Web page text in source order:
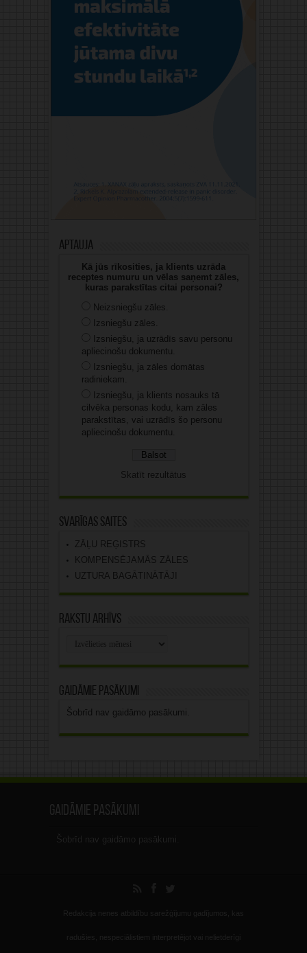
Aptauja
Kā jūs rīkosities, ja klients uzrāda
receptes numuru un vēlas saņemt zāles,
kuras parakstītas citai personai?
Neizsniegšu zāles.
Izsniegšu zāles.
Izsniegšu, ja uzrādīs savu personu
apliecinošu dokumentu.
Izsniegšu, ja zāles domātas
radiniekam.
Izsniegšu, ja klients nosauks tā
cilvēka personas kodu, kam zāles
parakstītas, vai uzrādīs šo personu
apliecinošu dokumentu.
Skatīt rezultātus
Svarīgas saites
ZĀĻU REĢISTRS
KOMPENSĒJAMĀS ZĀLES
UZTURA BAGĀTINĀTĀJI
Rakstu arhīvs
Gaidāmie pasākumi
Šobrīd nav gaidāmo pasākumi.
Gaidāmie pasākumi
Šobrīd nav gaidāmo pasākumi.
Redakcija nenes atbildību sarežģījumu gadījumos, kas